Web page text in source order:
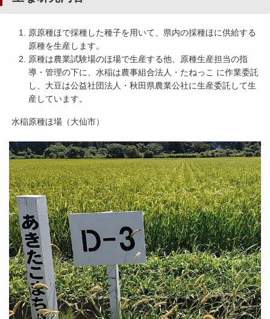
原原種ほで採種した種子を用いて、県内の採種ほに供給する
原種を生産します。
原種は農業試験場のほ場で生産する他、原種生産担当の指
導・管理の下に、水稲は農事組合法人・たねっこ に作業委託
し、大豆は公益社団法人・秋田県農業公社に生産委託して生
産しています。
水稲原種ほ場（大仙市）